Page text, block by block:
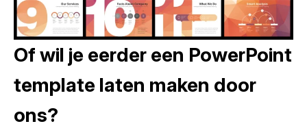
Of wil je eerder een PowerPoint
template laten maken door
ons?